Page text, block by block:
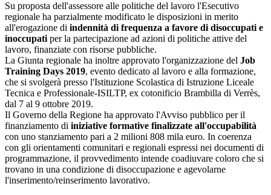
Su proposta dell'assessore alle politiche del lavoro l'Esecutivo
regionale ha parzialmente modificato le disposizioni in merito
all'erogazione di indennità di frequenza a favore di disoccupati e
inoccupatiper la partecipazione ad azioni di politiche attive del
lavoro, finanziate con risorse pubbliche.
La Giunta regionale ha inoltre approvato l'organizzazione del Job
Training Days 2019, evento dedicato al lavoro e alla formazione,
che si svolgerà presso l'Istituzione Scolastica di Istruzione Liceale
Tecnica e Professionale-ISILTP, ex cotonificio Brambilla di Verrès,
dal 7 al 9 ottobre 2019.
Il Governo della Regione ha approvato l'Avviso pubblico per il
finanziamento di iniziative formative finalizzate all'occupabilità
con uno stanziamento pari a 2 milioni 808 mila euro. In coerenza
con gli orientamenti comunitari e regionali espressi nei documenti di
programmazione, il provvedimento intende coadiuvare coloro che si
trovano in una condizione di disoccupazione e agevolarne
l'inserimento/reinserimento lavorativo.